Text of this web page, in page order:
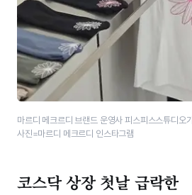
마르디 메크르디 브랜드 운영사 피스피스스튜디오
사진=마르디 메크르디 인스타그램
코스닥 상장 첫날 급락한